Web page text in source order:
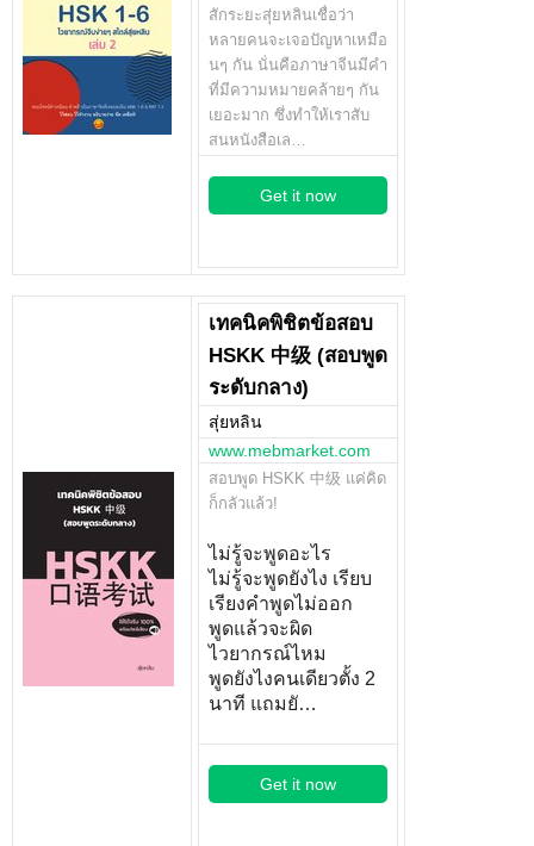
สักระยะสุ่ยหลินเชื่อว่า
หลายคนจะเจอปัญหาเหมือ
นๆ กัน นั่นคือภาษาจีนมีคำ
ที่มีความหมายคล้ายๆ กัน
เยอะมาก ซึ่งทำให้เราสับ
สนหนังสือเล…
Get it now
เทคนิคพิชิตข้อสอบ
HSKK 中级 (สอบพูด
ระดับกลาง)
สุ่ยหลิน
www.mebmarket.com
สอบพูด HSKK 中级 แค่คิด
ก็กลัวแล้ว!
ไม่รู้จะพูดอะไร
ไม่รู้จะพูดยังไง เรียบ
เรียงคำพูดไม่ออก
พูดแล้วจะผิด
ไวยากรณ์ไหม
พูดยังไงคนเดียวตั้ง 2
นาที แถมยั…
Get it now